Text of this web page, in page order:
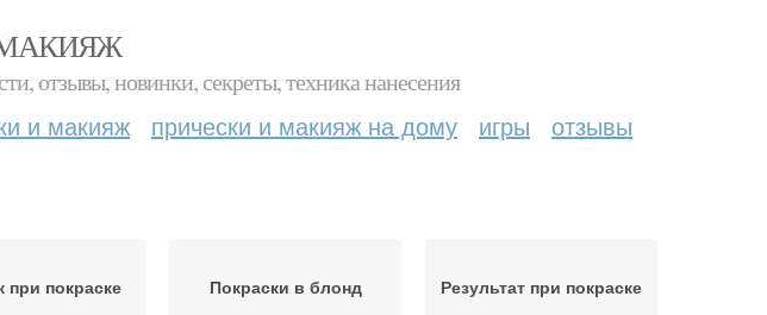
отзывы, новинки, секреты, техника нанесения
и макияж прически и макияж на дому игры отзывы
при покраске Покраски в блонд Результат при покраске